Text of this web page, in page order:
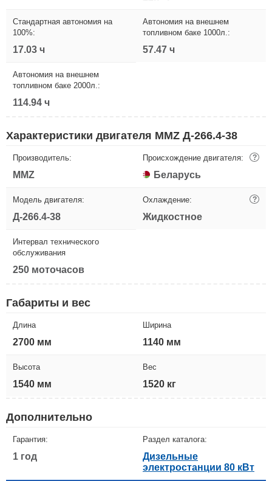
Стандартная автономия на
100%:
17.03 ч
Автономия на внешнем
топливном баке 1000л.:
57.47 ч
Автономия на внешнем
топливном баке 2000л.:
114.94 ч
Характеристики двигателя MMZ Д-266.4-38
Производитель:
MMZ
Происхождение двигателя: ?
Беларусь
Модель двигателя:
Д-266.4-38
Охлаждение: ?
Жидкостное
Интервал технического
обслуживания
250 моточасов
Габариты и вес
Длина
2700 мм
Ширина
1140 мм
Высота
1540 мм
Вес
1520 кг
Дополнительно
Гарантия:
1 год
Раздел каталога:
Дизельные
электростанции 80 кВт